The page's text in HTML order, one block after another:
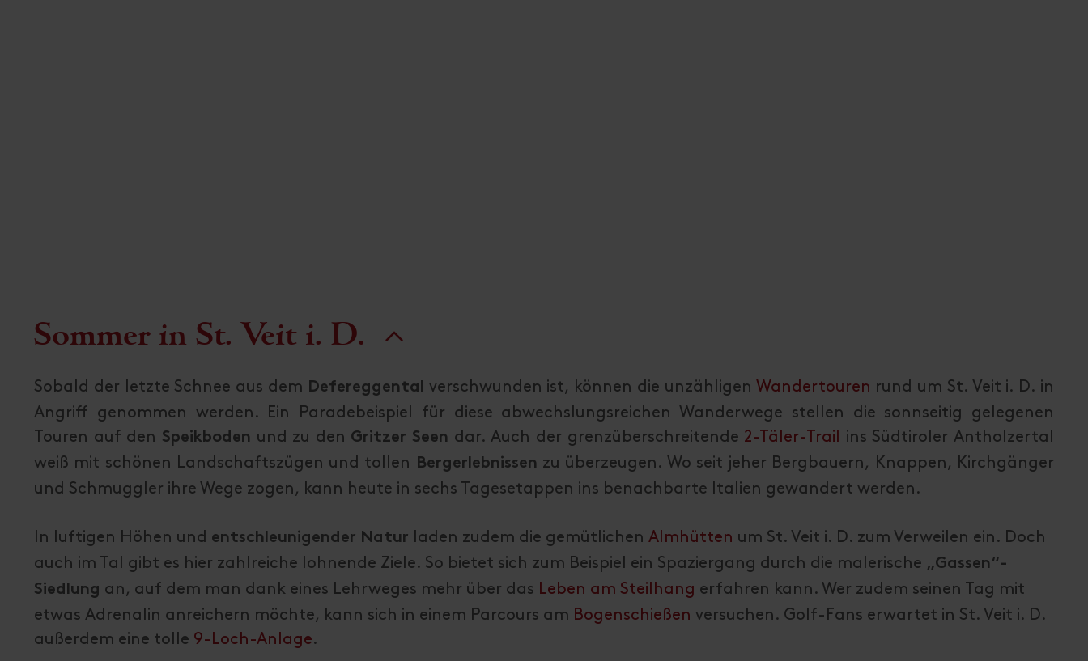
Sommer in St. Veit i. D.
Sobald der letzte Schnee aus dem Defereggental verschwunden ist, können die unzähligen Wandertouren rund um St. Veit i. D. in
Angriff genommen werden. Ein Paradebeispiel für diese abwechslungsreichen Wanderwege stellen die sonnseitig gelegenen
Touren auf den Speikboden und zu den Gritzer Seen dar. Auch der grenzüberschreitende 2-Täler-Trail
ins Südtiroler Antholzertal
weiß mit schönen Landschaftszügen und tollen
Bergerlebnissen zu überzeugen. Wo seit jeher Bergbauern, Knappen, Kirchgänger
und Schmuggler ihre Wege zogen, kann heute in sechs Tagesetappen ins benachbarte Italien gewandert werden.
In luftigen Höhen und entschleunigender Natur laden zudem die gemütlichen Almhütten um St. Veit i. D. zum Verweilen ein. Doch
auch im Tal gibt es hier zahlreiche lohnende Ziele. So bietet sich zum Beispiel ein Spaziergang durch die malerische „Gassen“-
Siedlung an, auf dem man dank eines Lehrweges mehr über das Leben am Steilhang erfahren kann. Wer zudem seinen Tag mit
etwas Adrenalin anreichern möchte, kann sich in einem Parcours am Bogenschießen versuchen. Golf-Fans erwartet in St. Veit i. D.
außerdem eine tolle 9-Loch-Anlage.